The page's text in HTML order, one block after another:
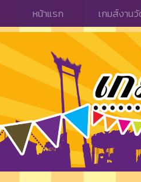
หน้าแรก เกมส์งาน